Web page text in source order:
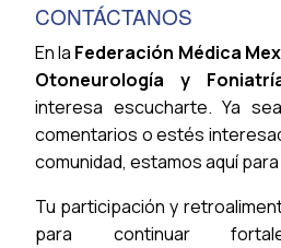
CONTÁCTANOS
En la Federación Médica
Otoneurología y
interesa escucharte. Ya
comentarios o estés
comunidad, estamos aquí
Tu participación y
para continuar